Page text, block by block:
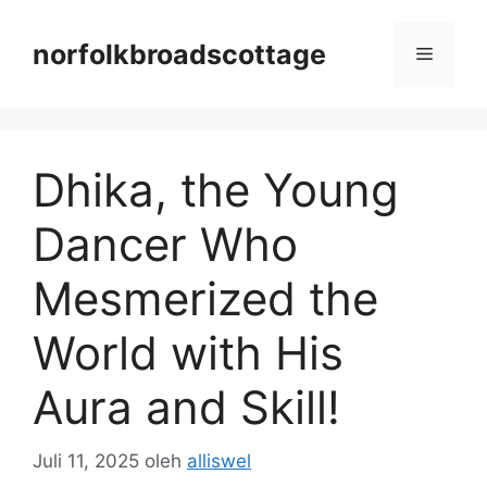
norfolkbroadscottage Menu
Dhika, the Young
Dancer Who
Mesmerized the
World with His
Aura and Skill!
Juli 11, 2025 oleh alliswel